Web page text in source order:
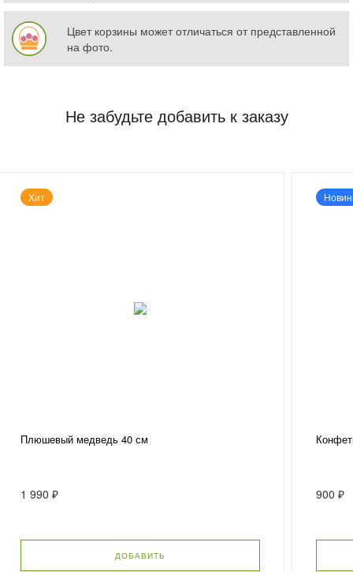
Цвет корзины может отличаться от представленной
на фото.
Не забудьте добавить к заказу
Хит
Плюшевый медведь 40 см
1 990 ₽
ДОБАВИТЬ
900 ₽